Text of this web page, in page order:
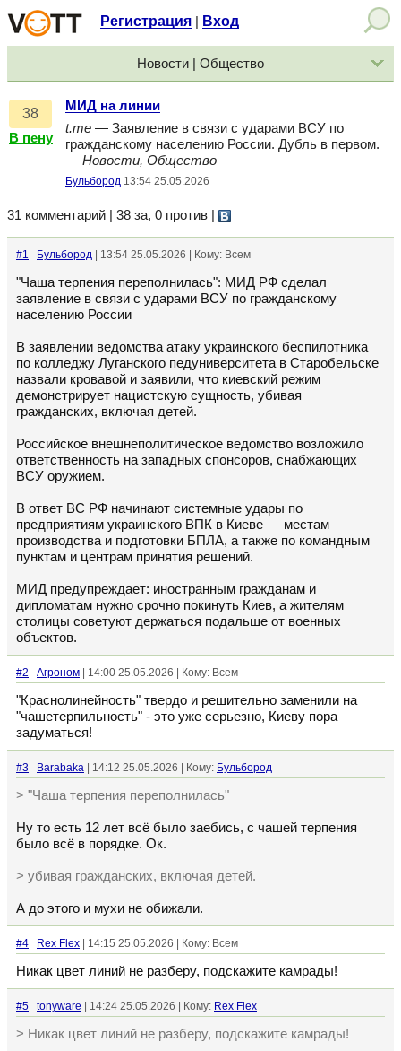
Регистрация Вход
Новости | Общество
38
В пену
МИД на линии
t.me — Заявление в связи с ударами ВСУ по
гражданскому населению России. Дубль в первом.
— Новости, Общество
Бульбород 13:54 25.05.2026
31 комментарий | 38 за, 0 против
#1 Бульбород | 13:54 25.05.2026 | Кому: Всем
"Чаша терпения переполнилась": МИД РФ сделал
заявление в связи с ударами ВСУ по гражданскому
населению России
В заявлении ведомства атаку украинского беспилотника
по колледжу Луганского педуниверситета в Старобельске
назвали кровавой и заявили, что киевский режим
демонстрирует нацистскую сущность, убивая
гражданских, включая детей.
Российское внешнеполитическое ведомство возложило
ответственность на западных спонсоров, снабжающих
ВСУ оружием.
В ответ ВС РФ начинают системные удары по
предприятиям украинского ВПК в Киеве — местам
производства и подготовки БПЛА, а также по командным
пунктам и центрам принятия решений.
МИД предупреждает: иностранным гражданам и
дипломатам нужно срочно покинуть Киев, а жителям
столицы советуют держаться подальше от военных
объектов.
#2 Агроном | 14:00 25.05.2026 | Кому: Всем
"Краснолинейность" твердо и решительно заменили на
"чашетерпильность" - это уже серьезно, Киеву пора
задуматься!
#3 Barabaka | 14:12 25.05.2026 | Кому: Бульбород
> "Чаша терпения переполнилась"
Ну то есть 12 лет всё было заебись, с чашей терпения
было всё в порядке. Ок.
> убивая гражданских, включая детей.
А до этого и мухи не обижали.
#4 Rex Flex | 14:15 25.05.2026 | Кому: Всем
Никак цвет линий не разберу, подскажите камрады!
#5 tonyware | 14:24 25.05.2026 | Кому: Rex Flex
> Никак цвет линий не разберу, подскажите камрады!